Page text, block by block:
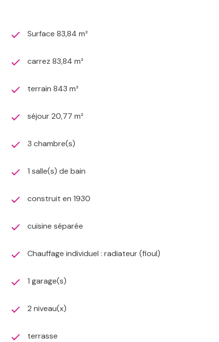
Surface 83,84 m²
carrez 83,84 m²
terrain 843 m²
séjour 20,77 m²
3 chambre(s)
1 salle(s) de bain
construit en 1930
cuisine séparée
Chauffage individuel : radiateur (fioul)
1 garage(s)
2 niveau(x)
terrasse